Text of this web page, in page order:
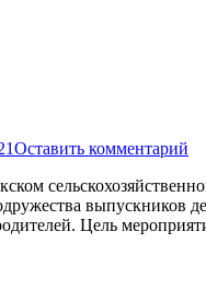
Оставить комментарий
выпускников
Цель